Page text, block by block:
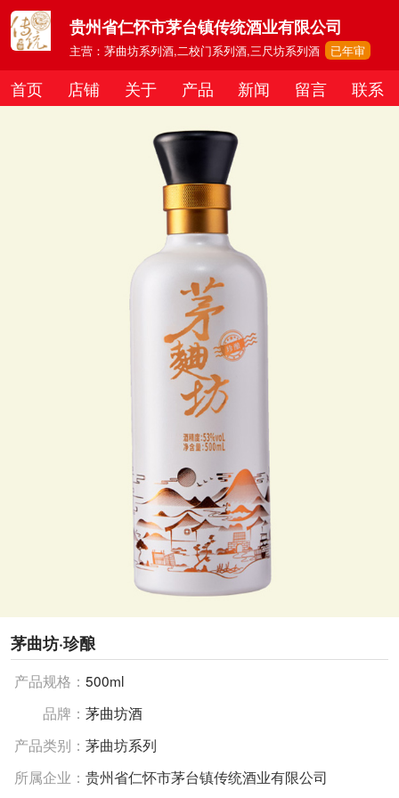
贵州省仁怀市茅台镇传统酒业有限公司
主营：茅曲坊系列酒,二校门系列酒,三尺坊系列酒 已年审
首页 店铺 关于 产品 新闻 留言 联系
茅曲坊·珍酿
产品规格： 500ml
品牌： 茅曲坊酒
产品类别： 茅曲坊系列
所属企业： 贵州省仁怀市茅台镇传统酒业有限公司